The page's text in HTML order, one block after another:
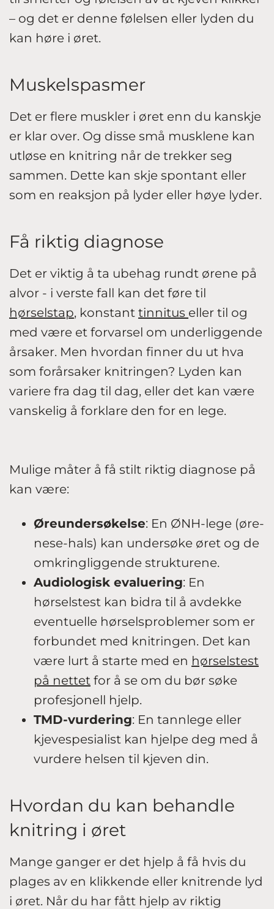
– og det er denne følelsen eller lyden du
kan høre i øret.
Muskelspasmer
Det er flere muskler i øret enn du kanskje
er klar over. Og disse små musklene kan
utløse en knitring når de trekker seg
sammen. Dette kan skje spontant eller
som en reaksjon på lyder eller høye lyder.
Få riktig diagnose
Det er viktig å ta ubehag rundt ørene på
alvor - i verste fall kan det føre til
hørselstap, konstant tinnitus eller til og
med være et forvarsel om underliggende
årsaker. Men hvordan finner du ut hva
som forårsaker knitringen? Lyden kan
variere fra dag til dag, eller det kan være
vanskelig å forklare den for en lege.
Mulige måter å få stilt riktig diagnose på
kan være:
Øreundersøkelse: En ØNH-lege (øre-
nese-hals) kan undersøke øret og de
omkringliggende strukturene.
Audiologisk evaluering: En
hørselstest kan bidra til å avdekke
eventuelle hørselsproblemer som er
forbundet med knitringen. Det kan
være lurt å starte med en hørselstest
på nettet for å se om du bør søke
profesjonell hjelp.
TMD-vurdering: En tannlege eller
kjevespesialist kan hjelpe deg med å
vurdere helsen til kjeven din.
Hvordan du kan behandle
knitring i øret
Mange ganger er det hjelp å få hvis du
plages av en klikkende eller knitrende lyd
i øret. Når du har fått hjelp av riktig